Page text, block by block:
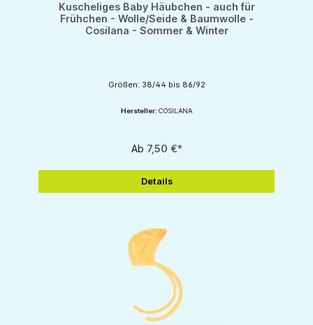
Kuscheliges Baby Häubchen - auch für
Frühchen - Wolle/Seide & Baumwolle -
Cosilana - Sommer & Winter
Größen: 38/44 bis 86/92
Hersteller: COSILANA
Ab 7,50 €*
Details